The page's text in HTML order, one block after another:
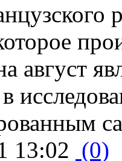
август
13:02 (0)